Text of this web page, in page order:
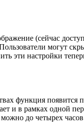
(сейчас
могут
эти настройки
функция
и в рамках одной
до четырех